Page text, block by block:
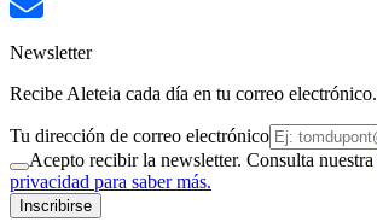
Newsletter
Recibe Aleteia cada día en tu correo electrónico.
Tu dirección de correo electrónico
Acepto recibir la newsletter. Consulta nuestra
privacidad para saber más.
Inscribirse